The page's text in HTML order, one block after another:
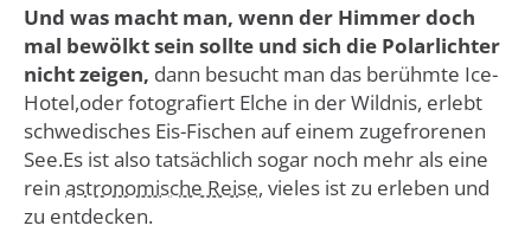
Und was macht man, wenn der Himmer doch
mal bewölkt sein sollte und sich die Polarlichter
nicht zeigen, dann besucht man das berühmte Ice-
Hotel,oder fotografiert Elche in der Wildnis, erlebt
schwedisches Eis-Fischen auf einem zugefrorenen
See.Es ist also tatsächlich sogar noch mehr als eine
rein astronomische Reise, vieles ist zu erleben und
zu entdecken.